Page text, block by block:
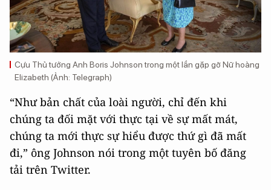
Cựu Thủ tướng Anh Boris Johnson trong một lần gặp gỡ Nữ hoàng
Elizabeth (Ảnh: Telegraph)
“Như bản chất của loài người, chỉ đến khi
chúng ta đối mặt với thực tại về sự mất mát,
chúng ta mới thực sự hiểu được thứ gì đã mất
đi,” ông Johnson nói trong một tuyên bố đăng
tải trên Twitter.